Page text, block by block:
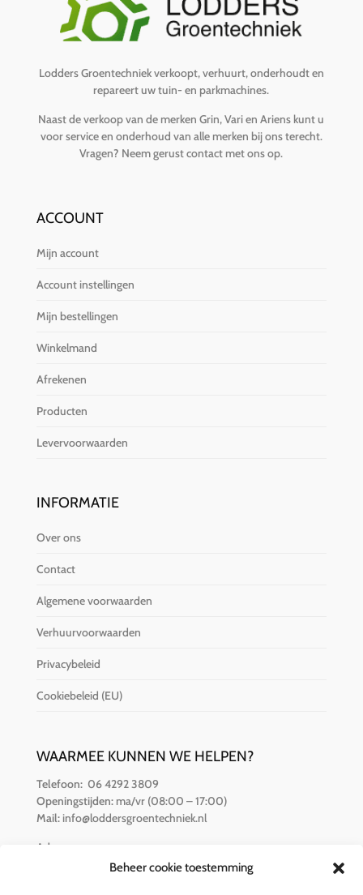
Beheer cookie toestemming
Lodders Groentechniek verkoopt, verhuurt, onderhoudt en
repareert uw tuin- en parkmachines.
Naast de verkoop van de merken Grin, Vari en Ariens kunt u
voor service en onderhoud van alle merken bij ons terecht.
Vragen? Neem gerust contact met ons op.
ACCOUNT
Mijn account
Account instellingen
Mijn bestellingen
Winkelmand
Afrekenen
Producten
Levervoorwaarden
INFORMATIE
Over ons
Contact
Algemene voorwaarden
Verhuurvoorwaarden
Privacybeleid
Cookiebeleid (EU)
WAARMEE KUNNEN WE HELPEN?
Telefoon: 06 4292 3809
Openingstijden:ma/vr (08:00 – 17:00)
Mail: info@loddersgroentechniek.nl
Adres:
Van der Hamlaan 16